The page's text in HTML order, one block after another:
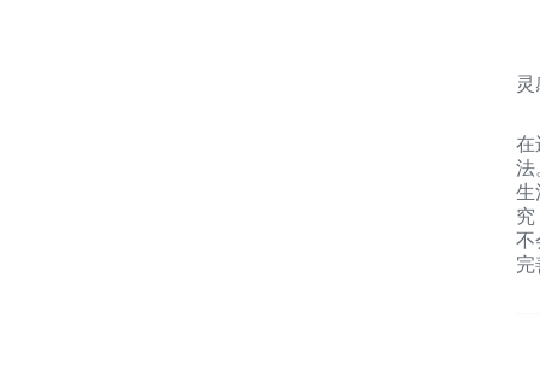
灵
在
法
生
究
不
完